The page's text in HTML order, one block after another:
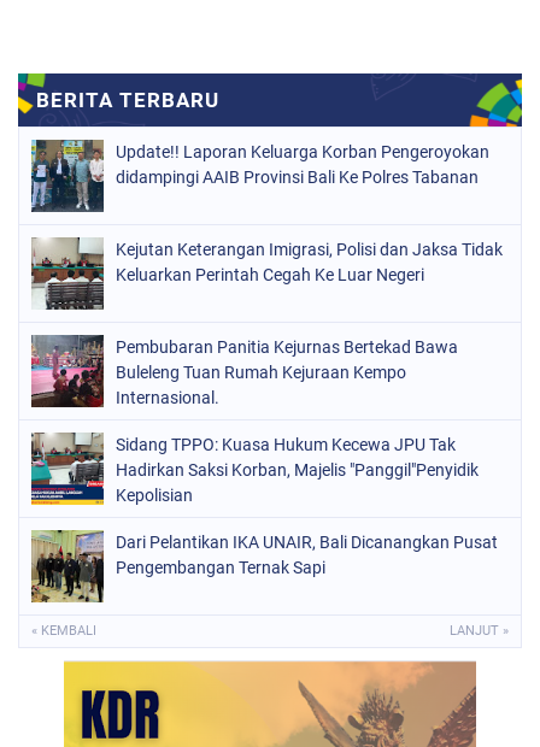
Update!! Laporan Keluarga Korban Pengeroyokan
didampingi AAIB Provinsi Bali Ke Polres Tabanan
Kejutan Keterangan Imigrasi, Polisi dan Jaksa Tidak
Keluarkan Perintah Cegah Ke Luar Negeri
Pembubaran Panitia Kejurnas Bertekad Bawa
Buleleng Tuan Rumah Kejuraan Kempo
Internasional.
Sidang TPPO: Kuasa Hukum Kecewa JPU Tak
Hadirkan Saksi Korban, Majelis "Panggil"Penyidik
Kepolisian
Dari Pelantikan IKA UNAIR, Bali Dicanangkan Pusat
Pengembangan Ternak Sapi
« KEMBALI LANJUT »